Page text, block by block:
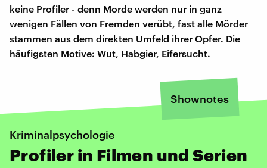
keine Profiler - denn Morde werden nur in ganz
wenigen Fällen von Fremden verübt, fast alle Mörder
stammen aus dem direkten Umfeld ihrer Opfer. Die
häufigsten Motive: Wut, Habgier, Eifersucht.
Shownotes
Kriminalpsychologie
Profiler in Filmen und Serien